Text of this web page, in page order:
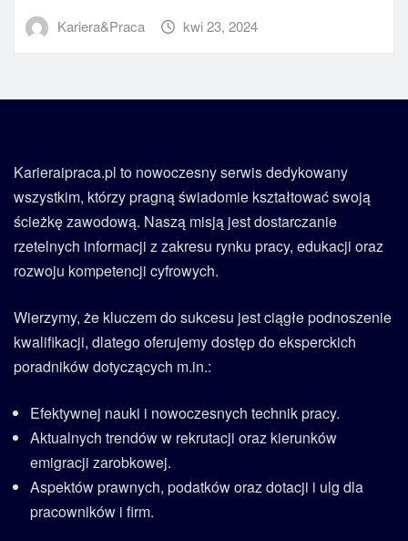
Kariera&Praca kwi 23, 2024
Karieraipraca.pl to nowoczesny serwis dedykowany
wszystkim, którzy pragną świadomie kształtować swoją
ścieżkę zawodową. Naszą misją jest dostarczanie
rzetelnych informacji z zakresu rynku pracy, edukacji oraz
rozwoju kompetencji cyfrowych.
Wierzymy, że kluczem do sukcesu jest ciągłe podnoszenie
kwalifikacji, dlatego oferujemy dostęp do eksperckich
poradników dotyczących m.in.:
Efektywnej nauki i nowoczesnych technik pracy.
Aktualnych trendów w rekrutacji oraz kierunków
emigracji zarobkowej.
Aspektów prawnych, podatków oraz dotacji i ulg dla
pracowników i firm.